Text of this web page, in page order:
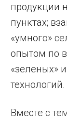
продукции
пунктах;
«умного»
опытом по
«зеленых»
технологий.
Вместе с